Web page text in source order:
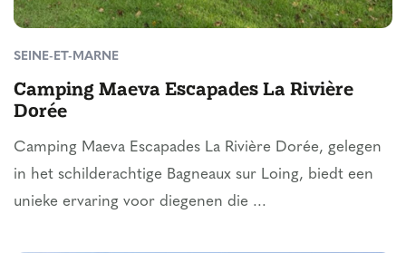
SEINE-ET-MARNE
Camping Maeva Escapades La Rivière
Dorée
Camping Maeva Escapades La Rivière Dorée, gelegen
in het schilderachtige Bagneaux sur Loing, biedt een
unieke ervaring voor diegenen die ...